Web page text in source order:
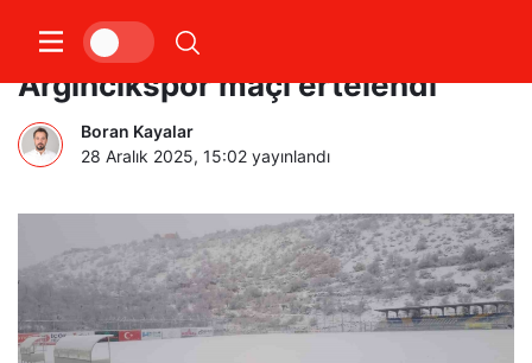
Hacılar Erciyesspor –
Argıncıkspor maçı ertelendi
Boran Kayalar
28 Aralık 2025, 15:02 yayınlandı